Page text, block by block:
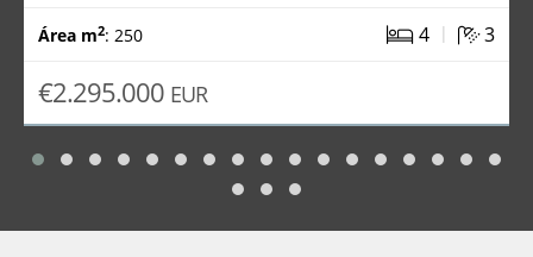
Área m2: 250 4 | 3
€2.295.000 EUR